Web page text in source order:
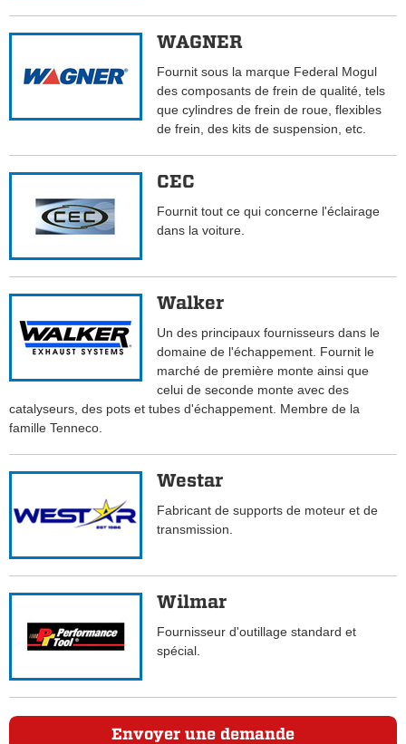
WAGNER
Fournit sous la marque Federal Mogul
des composants de frein de qualité, tels
que cylindres de frein de roue, flexibles
de frein, des kits de suspension, etc.
CEC
Fournit tout ce qui concerne l'éclairage
dans la voiture.
Walker
Un des principaux fournisseurs dans le
domaine de l'échappement. Fournit le
marché de première monte ainsi que
celui de seconde monte avec des
catalyseurs, des pots et tubes d'échappement. Membre de la
famille Tenneco.
Westar
Fabricant de supports de moteur et de
transmission.
Wilmar
Fournisseur d'outillage standard et
spécial.
Envoyer une demande